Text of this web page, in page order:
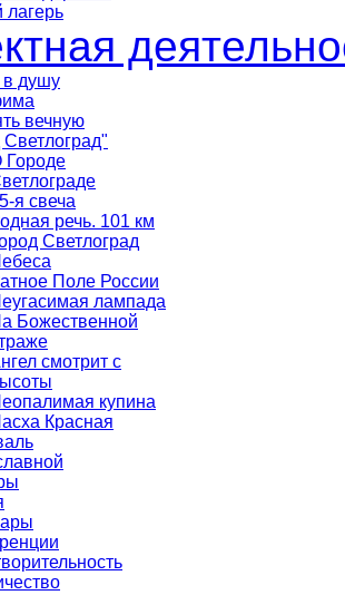
лагерь
в душу
вечную
Городе
я свеча
речь. 101 км
Светлоград
Поле России
лампада
Божественной
смотрит с
купина
Красная